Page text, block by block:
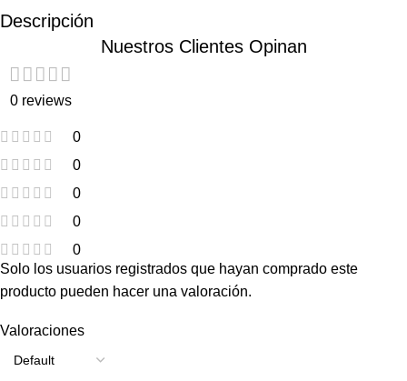
Descripción
Nuestros Clientes Opinan
0 reviews
0
0
0
0
0
Valoraciones
Solo los usuarios registrados que hayan comprado este
producto pueden hacer una valoración.